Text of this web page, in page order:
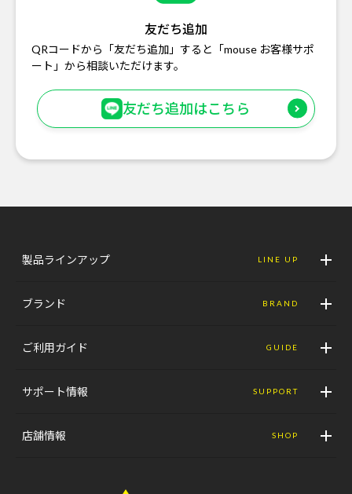
友だち追加
QRコードから「友だち追加」すると「mouse お客様サポ
ート」から相談いただけます。
友だち追加はこちら
製品ラインアップ LINE UP
ブランド BRAND
ご利用ガイド GUIDE
サポート情報 SUPPORT
店舗情報 SHOP